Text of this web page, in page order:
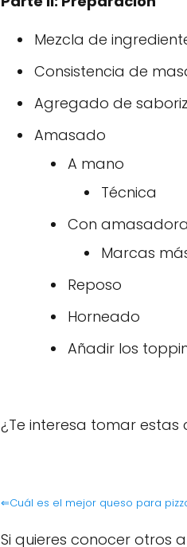
Mezcla de
Consistencia de
Agregado de
Amasado
A mano
Técnica
Con amasadora
Marcas
Reposo
Horneado
Añadir los
¿Te interesa tomar estas
⇐Cuál es el mejor queso para
Si quieres conocer otros